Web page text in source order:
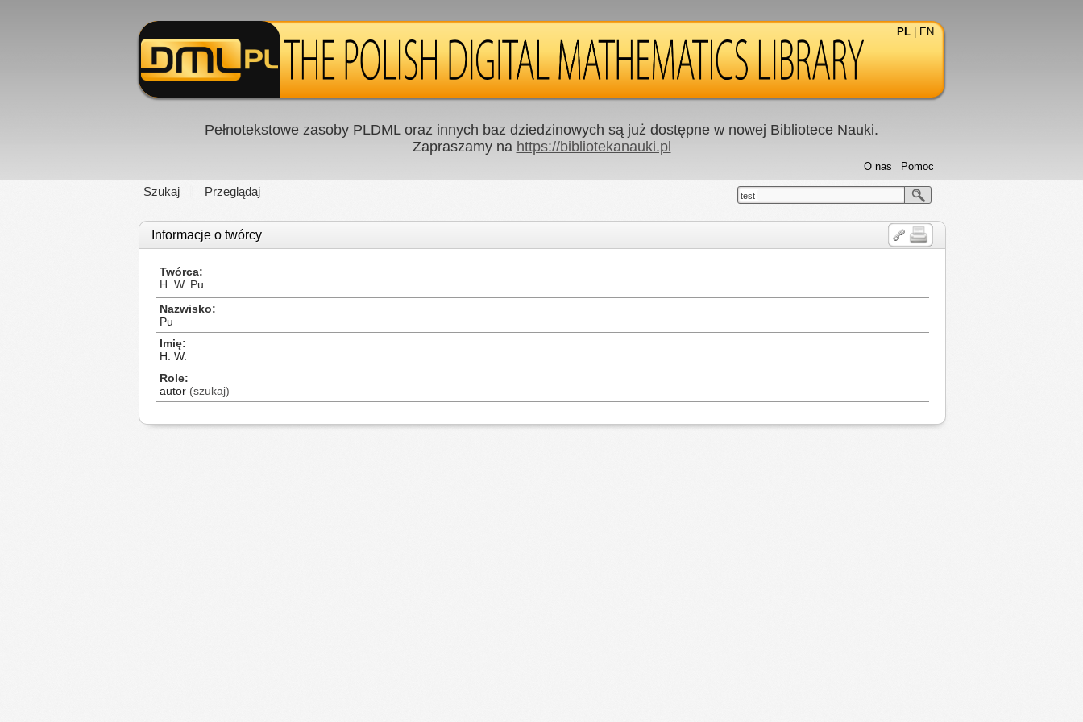
PL EN
Pełnotekstowe zasoby PLDML oraz innych baz dziedzinowych są już dostępne w nowej Bibliotece Nauki.
Zapraszamy na https://bibliotekanauki.pl
Szukaj Przeglądaj
Pomoc
O nas
test
Informacje o twórcy
Twórca
H. W. Pu
Nazwisko
Pu
Imię
H. W.
Role
autor (szukaj)